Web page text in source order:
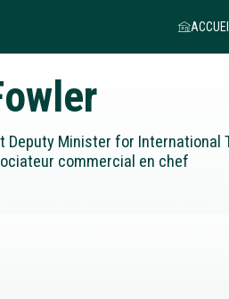
Minister for International
commercial en chef